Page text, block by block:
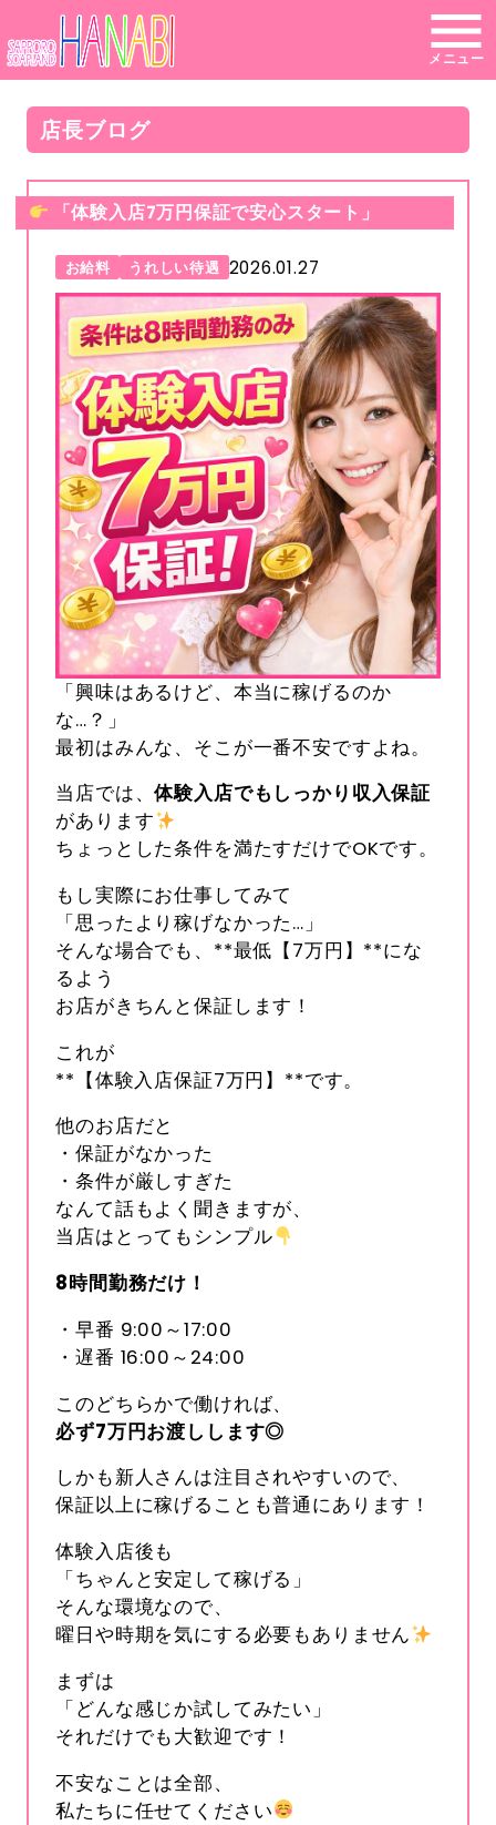
メニュー
SNSIDs-hanabi
24時間365日受付中です
店長ブログ
「体験入店7万円保証で安心スタート」
お給料 うれしい待遇 2026.01.27
「興味はあるけど、本当に稼げるのか
な…？」
最初はみんな、そこが一番不安ですよね。
当店では、体験入店でもしっかり収入保証
があります
ちょっとした条件を満たすだけでOKです。
もし実際にお仕事してみて
「思ったより稼げなかった…」
そんな場合でも、**最低【7万円】**にな
るよう
お店がきちんと保証します！
これが
**【体験入店保証7万円】**です。
他のお店だと
・保証がなかった
・条件が厳しすぎた
なんて話もよく聞きますが、
当店はとってもシンプル
8時間勤務だけ！
・早番 9:00～17:00
・遅番 16:00～24:00
このどちらかで働ければ、
必ず7万円お渡しします◎
しかも新人さんは注目されやすいので、
保証以上に稼げることも普通にあります！
体験入店後も
「ちゃんと安定して稼げる」
そんな環境なので、
曜日や時期を気にする必要もありません
まずは
「どんな感じか試してみたい」
それだけでも大歓迎です！
不安なことは全部、
私たちに任せてください